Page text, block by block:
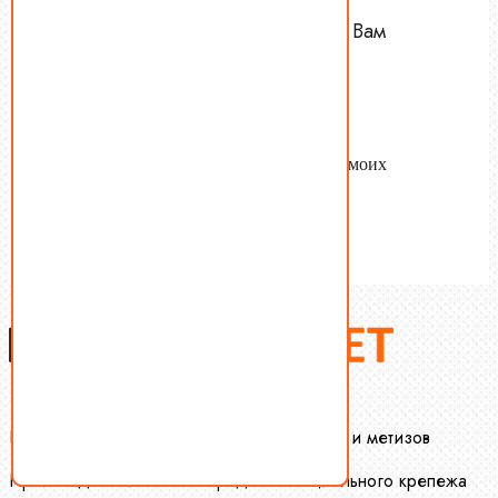
Оставьте Ваш номер — мы Вам
моих
Крепеж-Маркет оптовая продажа крепежа и метизов
Производство и оптовая продажа специального крепежа